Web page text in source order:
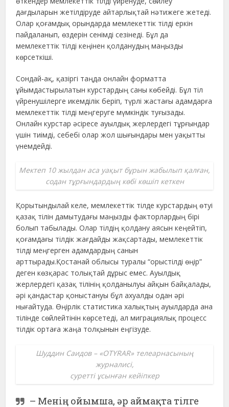
дағдыларын жетілдіруде айтарлықтай нәтижеге жетеді.
Олар қоғамдық орындарда мемлекеттік тілді еркін
пайдаланып, өздерін сенімді сезінеді. Бұл да
мемлекеттік тілді кеңінен қолданудың маңызды
көрсеткіші.
Сондай-ақ, қазіргі таңда онлайн форматта
ұйымдастырылатын курстардың саны көбейді. Бұл тіл
үйренушілерге икемділік беріп, түрлі жастағы адамдарға
мемлекеттік тілді меңгеруге мүмкіндік туғызады.
Онлайн курстар әсіресе ауылдық жерлердегі тұрғындар
үшін тиімді, себебі олар жол шығындары мен уақытты
үнемдейді.
Мектеп 10 жылдан аса уақыт бұрын жабылып қалған,
содан тұрғындардың көбі көшіп кеткен
Қорытындылай келе, мемлекеттік тілде курстардың өтуі
қазақ тілін дамытудағы маңызды факторлардың бірі
болып табылады. Олар тілдің қолдану аясын кеңейтіп,
қоғамдағы тілдік жағдайды жақсартады, мемлекеттік
тілді меңгерген адамдардың санын
арттырады.Қостанай облысы туралы “орыстілді өңір”
деген көзқарас толықтай дұрыс емес. Ауылдық
жерлердегі қазақ тілінің қолданылуы айқын байқалады,
әрі қандастар қоныстануы бұл ахуалды одан әрі
нығайтуда. Өңірлік статистика халықтың ауылдарда ана
тілінде сөйлейтінін көрсетеді, ал миграциялық процесс
тілдік ортаға жаңа толқынын еңгізуде.
Шуддин Саидов – «OTYRAR» телеарнасының
журналисі,
суретті ұсынған кейіпкер
– Менің ойымша, әр аймақта тілге